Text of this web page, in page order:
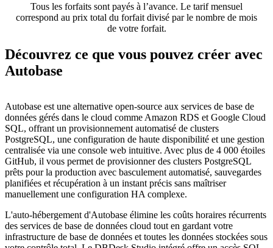
Tous les forfaits sont payés à l’avance. Le tarif mensuel
correspond au prix total du forfait divisé par le nombre de mois
de votre forfait.
Découvrez ce que vous pouvez créer avec
Autobase
Autobase est une alternative open-source aux services de base de
données gérés dans le cloud comme Amazon RDS et Google Cloud
SQL, offrant un provisionnement automatisé de clusters
PostgreSQL, une configuration de haute disponibilité et une gestion
centralisée via une console web intuitive. Avec plus de 4 000 étoiles
GitHub, il vous permet de provisionner des clusters PostgreSQL
prêts pour la production avec basculement automatisé, sauvegardes
planifiées et récupération à un instant précis sans maîtriser
manuellement une configuration HA complexe.
L'auto-hébergement d'Autobase élimine les coûts horaires récurrents
des services de base de données cloud tout en gardant votre
infrastructure de base de données et toutes les données stockées sous